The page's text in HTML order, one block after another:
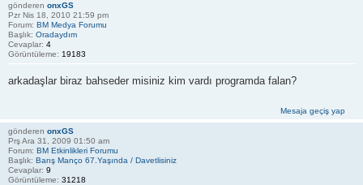
gönderen onxGS
Pzr Nis 18, 2010 21:59 pm
Forum: BM Medya Forumu
Başlık: Oradaydım
Cevaplar: 4
Görüntüleme: 19183
arkadaşlar biraz bahseder misiniz kim vardı programda falan?
Mesaja geçiş yap
gönderen onxGS
Prş Ara 31, 2009 01:50 am
Forum: BM Etkinlikleri Forumu
Başlık: Barış Manço 67.Yaşında / Davetlisiniz
Cevaplar: 9
Görüntüleme: 31218